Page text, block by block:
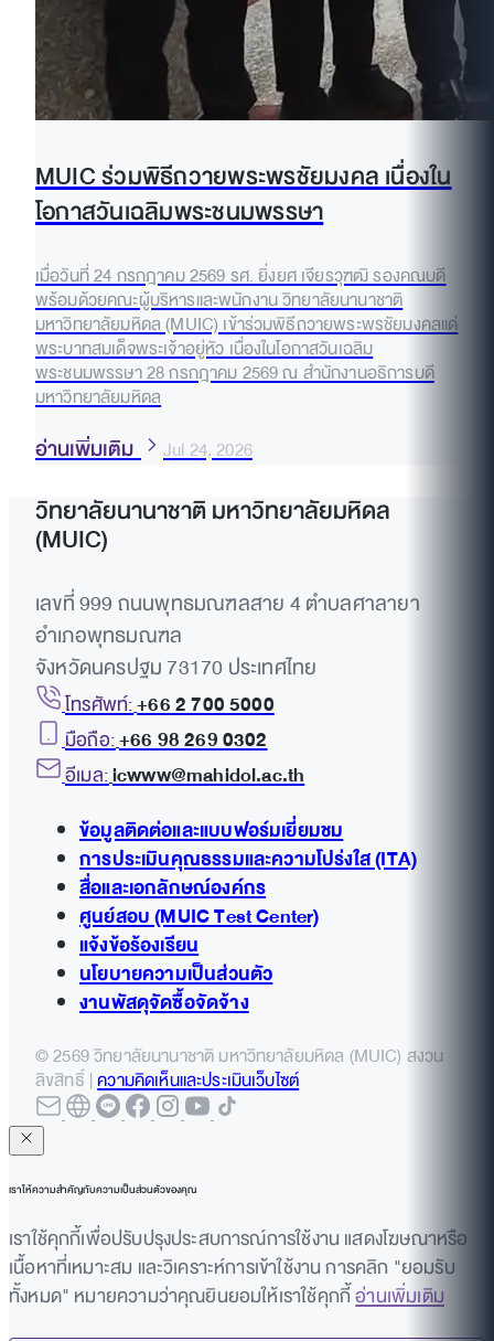
MUIC ร่วมพิธีถวายพระพรชัยมงคล เนื่องใน
โอกาสวันเฉลิมพระชนมพรรษา
เมื่อวันที่ 24 กรกฎาคม 2569 รศ. ยิ่งยศ เจียรวุฑฒิ รองคณบดี
พร้อมด้วยคณะผู้บริหารและพนักงาน วิทยาลัยนานาชาติ
มหาวิทยาลัยมหิดล (MUIC) เข้าร่วมพิธีถวายพระพรชัยมงคลแด่
พระบาทสมเด็จพระเจ้าอยู่หัว เนื่องในโอกาสวันเฉลิม
พระชนมพรรษา 28 กรกฎาคม 2569 ณ สำนักงานอธิการบดี
มหาวิทยาลัยมหิดล
อ่านเพิ่มเติม Jul 24, 2026
วิทยาลัยนานาชาติ มหาวิทยาลัยมหิดล
(MUIC)
เลขที่ 999 ถนนพุทธมณฑลสาย 4 ตำบลศาลายา
อำเภอพุทธมณฑล
จังหวัดนครปฐม 73170 ประเทศไทย
โทรศัพท์:+66 2 700 5000
มือถือ:+66 98 269 0302
อีเมล:icwww@mahidol.ac.th
ข้อมูลติดต่อและแบบฟอร์มเยี่ยมชม
การประเมินคุณธรรมและความโปร่งใส (ITA)
สื่อและเอกลักษณ์องค์กร
ศูนย์สอบ (MUIC Test Center)
แจ้งข้อร้องเรียน
นโยบายความเป็นส่วนตัว
งานพัสดุจัดซื้อจัดจ้าง
© 2569 วิทยาลัยนานาชาติ มหาวิทยาลัยมหิดล (MUIC) สงวน
ลิขสิทธิ์ |ความคิดเห็นและประเมินเว็บไซต์
เราให้ความสำคัญกับความเป็นส่วนตัวของคุณ
เราใช้คุกกี้เพื่อปรับปรุงประสบการณ์การใช้งาน แสดงโฆษณาหรือ
เนื้อหาที่เหมาะสม และวิเคราะห์การเข้าใช้งาน การคลิก "ยอมรับ
ทั้งหมด" หมายความว่าคุณยินยอมให้เราใช้คุกกี้อ่านเพิ่มเติม